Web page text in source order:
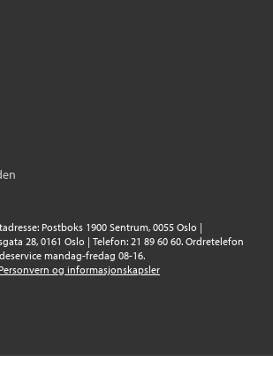
Postboks 1900 Sentrum, 0055 Oslo |
28, 0161 Oslo | Telefon: 21 89 60 60. Ordretelefon
mandag-fredag 08-16.
Personvern og informasjonskapsler